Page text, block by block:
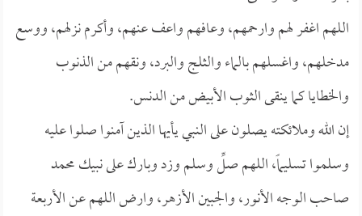
اللهم اغفر لهم وارحمهم، وعافهم واعف عنهم، وأكرم نزلهم، ووسع
مدخلهم، واغسلهم بالماء والثلج والبرد، ونقهم من الذنوب
والخطايا كما ينقى الثوب الأبيض من الدنس.
إن الله وملائكته يصلون على النبي يأيها الذين آمنوا صلوا عليه
وسلموا تسليماً، اللهم صلِّ وسلم وزد وبارك على نبيك محمد
صاحب الوجه الأنور، والجبين الأزهر، وارض اللهم عن الأربعة